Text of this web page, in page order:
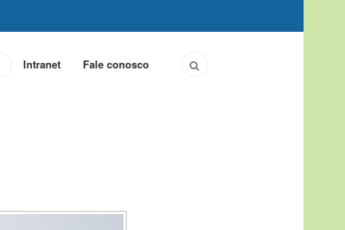
Intranet Fale conosco